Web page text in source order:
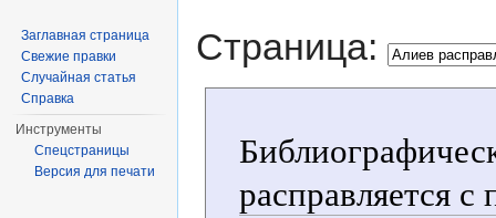
Страница:
расправляется
Заглавная страница
Свежие правки
Случайная статья
Справка
Инструменты
Спецстраницы
Версия для печати